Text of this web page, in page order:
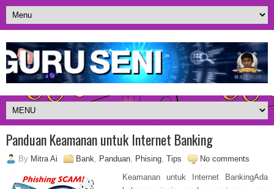
Panduan Keamanan untuk Internet Banking
By Mitra Ai Bank Panduan Phising Tips
No comments
Keamanan untuk Internet BankingAda